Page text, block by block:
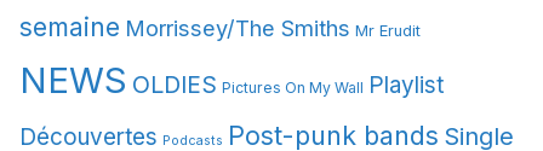
semaine Morrissey/The Smiths Mr Erudit
NEWS OLDIES Pictures On My Wall Playlist
Découvertes Podcasts Post-punk bands Single